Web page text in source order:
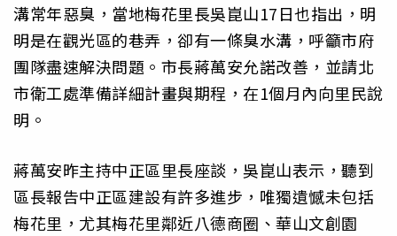
溝常年惡臭，當地梅花里長吳崑山17日也指出，明
明是在觀光區的巷弄，卻有一條臭水溝，呼籲市府
團隊盡速解決問題。市長蔣萬安允諾改善，並請北
市衛工處準備詳細計畫與期程，在1個月內向里民說
明。
蔣萬安昨主持中正區里長座談，吳崑山表示，聽到
區長報告中正區建設有許多進步，唯獨遺憾未包括
梅花里，尤其梅花里鄰近八德商圈、華山文創園